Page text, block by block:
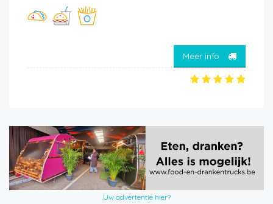
Meer info
Uw advertentie hier?